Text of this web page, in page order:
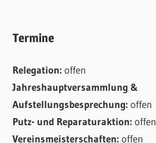
Termine
Relegation:offen
Jahreshauptversammlung &
Aufstellungsbesprechung:offen
Putz- und Reparaturaktion:offen
Vereinsmeisterschaften:offen